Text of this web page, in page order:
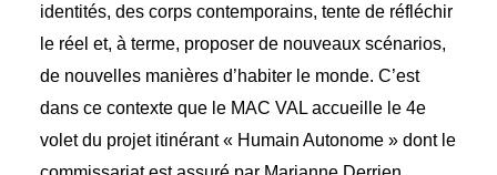
identités, des corps contemporains, tente de réfléchir
le réel et, à terme, proposer de nouveaux scénarios,
de nouvelles manières d’habiter le monde. C’est
dans ce contexte que le MAC VAL accueille le 4e
volet du projet itinérant « Humain Autonome » dont le